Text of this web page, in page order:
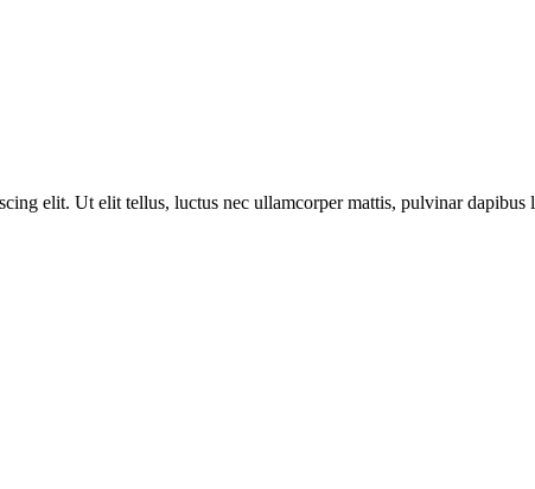
elit. Ut elit tellus, luctus nec ullamcorper mattis, pulvinar dapibus